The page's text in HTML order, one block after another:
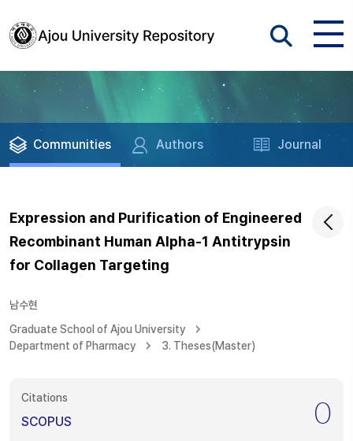
Communities Authors Journal
Expression and Purification of Engineered
Recombinant Human Alpha-1 Antitrypsin
for Collagen Targeting
남수현
Graduate School of Ajou University
Department of Pharmacy
3. Theses(Master)
Citations
SCOPUS 0